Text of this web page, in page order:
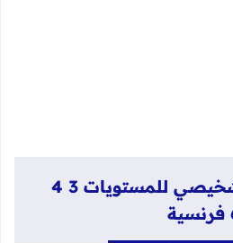
مذكرة التقويم التشخيصي للمستويات 3 4